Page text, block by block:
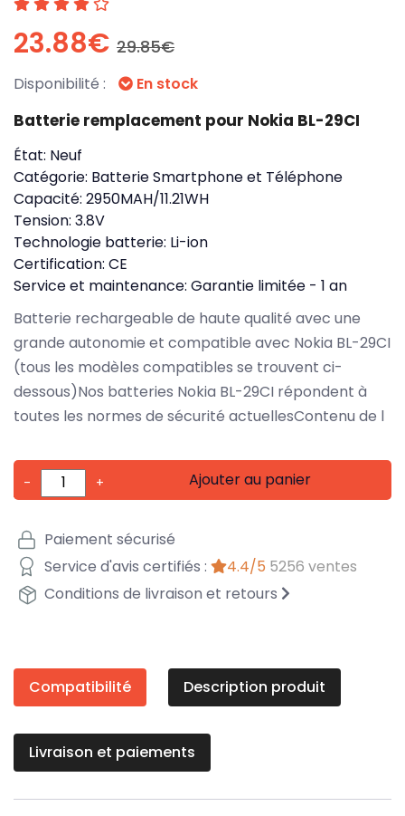
23.88€ 29.85€
Disponibilité : En stock
Batterie remplacement pour Nokia BL-29CI
État: Neuf
Catégorie: Batterie Smartphone et Téléphone
Capacité: 2950MAH/11.21WH
Tension: 3.8V
Technologie batterie: Li-ion
Certification: CE
Service et maintenance: Garantie limitée - 1 an
Batterie rechargeable de haute qualité avec une
grande autonomie et compatible avec Nokia BL-29CI
(tous les modèles compatibles se trouvent ci-
dessous)Nos batteries Nokia BL-29CI répondent à
toutes les normes de sécurité actuellesContenu de l
- + Ajouter au panier
Paiement sécurisé
Service d'avis certifiés :
4.4/5 5256 ventes
Conditions de livraison et retours
Compatibilité Description produit
Livraison et paiements